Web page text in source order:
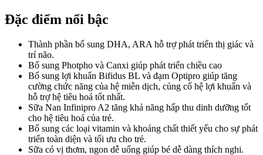
Và
Đặc điểm nổi bậc
Thành phần bổ sung DHA, ARA hỗ trợ phát triển thị giác và
trí não.
Bổ sung Photpho và Canxi giúp phát triển chiều cao
Bổ sung lợi khuẩn Bifidus BL và đạm Optipro giúp tăng
cường chức năng của hệ miễn dịch, củng cố hệ lợi khuẩn và
hỗ trợ hệ tiêu hoá tốt nhất.
Sữa Nan Infinipro A2 tăng khả năng hấp thu dinh dưỡng tốt
cho hệ tiêu hoá của trẻ.
Bổ sung các loại vitamin và khoáng chất thiết yếu cho sự phát
triển toàn diện và tối ưu cho trẻ.
Sữa có vị thơm, ngon dễ uống giúp bé dễ dàng thích nghi.